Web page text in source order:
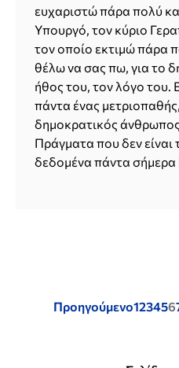
ευχαριστώ πάρα πολύ
Υπουργό, τον κύριο
τον οποίο εκτιμώ πάρα
θέλω να σας πω, για το
ήθος του, τον λόγο του.
πάντα ένας μετριοπαθής,
δημοκρατικός
Πράγματα που δεν είναι
δεδομένα πάντα
Posts
Προηγούμενο123456